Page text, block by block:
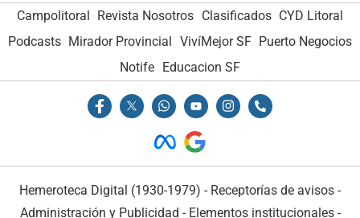
Campolitoral Revista Nosotros Clasificados CYD Litoral
Podcasts Mirador Provincial VivíMejor SF Puerto Negocios
Notife Educacion SF
Hemeroteca Digital (1930-1979) - Receptorías de avisos -
Administración y Publicidad - Elementos institucionales-